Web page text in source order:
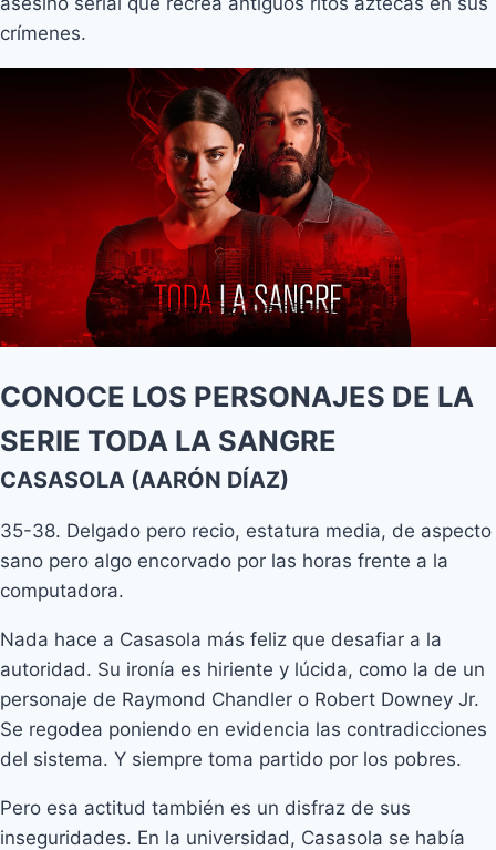
crímenes.
CONOCE LOS PERSONAJES DE LA
SERIE TODA LA SANGRE
CASASOLA (AARÓN DÍAZ)
35-38. Delgado pero recio, estatura media, de aspecto
sano pero algo encorvado por las horas frente a la
computadora.
Nada hace a Casasola más feliz que desafiar a la
autoridad. Su ironía es hiriente y lúcida, como la de un
personaje de Raymond Chandler o Robert Downey Jr.
Se regodea poniendo en evidencia las contradicciones
del sistema. Y siempre toma partido por los pobres.
Pero esa actitud también es un disfraz de sus
inseguridades. En la universidad, Casasola se había